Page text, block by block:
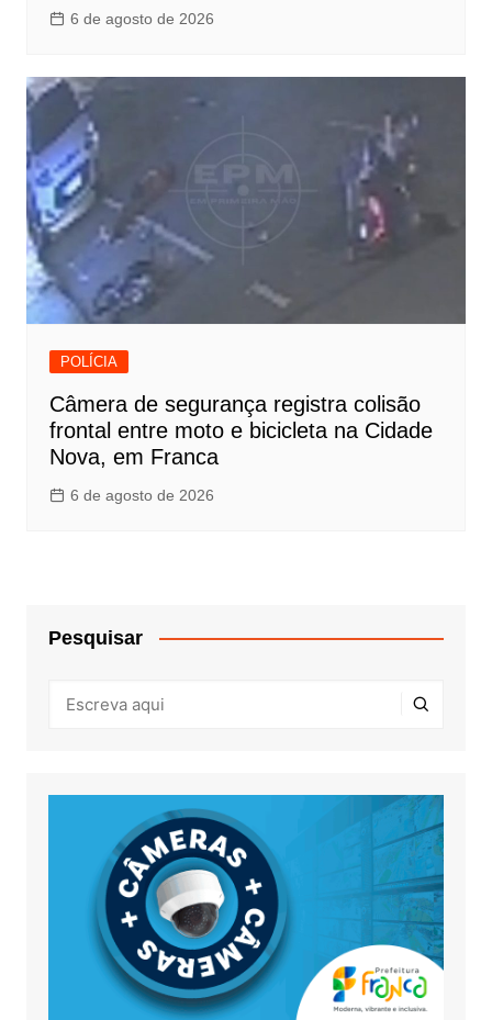
6 de agosto de 2026
POLÍCIA
Câmera de segurança registra colisão
frontal entre moto e bicicleta na Cidade
Nova, em Franca
6 de agosto de 2026
Pesquisar